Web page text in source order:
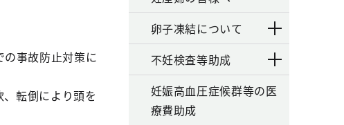
事故防止対策に
転倒により頭を
卵子凍結について
不妊検査等助成
妊娠高血圧症候群等の医
療費助成